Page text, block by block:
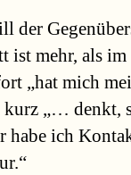
der
ist mehr, als
„hat mich
„… denkt,
habe ich